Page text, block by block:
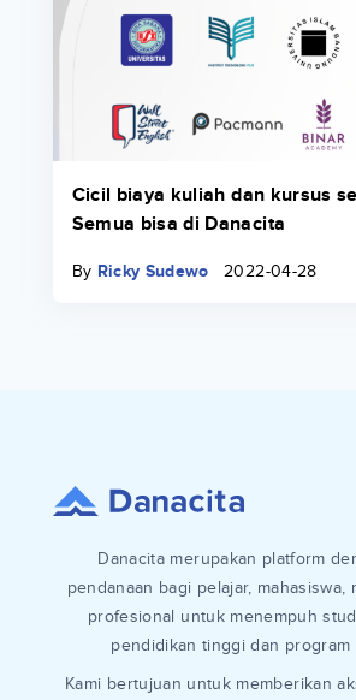
Cicil biaya kuliah dan kursus
Semua bisa di Danacita
By Ricky Sudewo 2022-04-28
Danacita merupakan platform
pendanaan bagi pelajar, mahasiswa,
profesional untuk menempuh
pendidikan tinggi dan program
Kami bertujuan untuk memberikan